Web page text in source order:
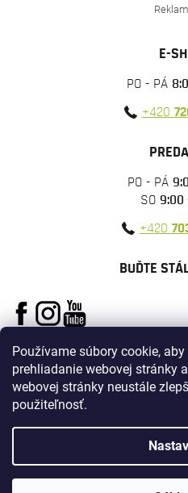
Používame súbory cookie,
prehliadanie webovej stránky
webovej stránky neustále
použiteľnosť.
E-
PO - PÁ
+420
PO - PÁ
SO 9:00
+420
BUĎTE